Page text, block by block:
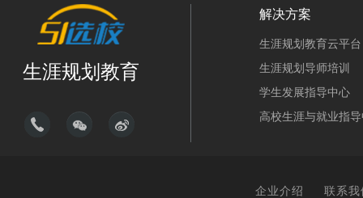
生涯规划教育
解决方案
生涯规划教育云平台
生涯规划导师培训
学生发展指导中心
高校生涯与就业指
企业介绍
联系我